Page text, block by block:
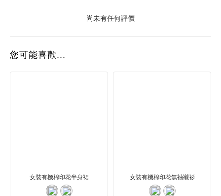
尚未有任何評價
您可能喜歡...
女裝有機棉印花半身裙 女裝有機棉印花無袖襯衫